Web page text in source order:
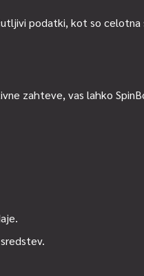
podatki, kot so
zahteve, vas lahko